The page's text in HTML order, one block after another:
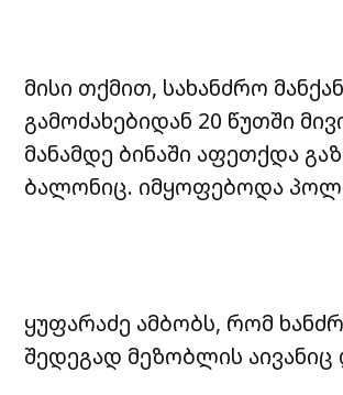
მისი თქმით, სახანძრო
გამოძახებიდან 20 წუთში
მანამდე ბინაში აფეთქდა
ბალონიც. იმყოფებოდა
ყუფარაძე ამბობს, რომ
შედეგად მეზობლის აივანიც